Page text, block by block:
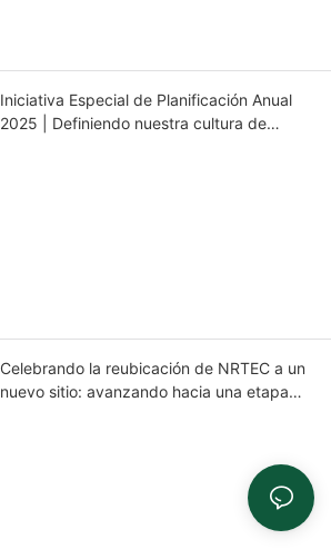
Iniciativa Especial de Planificación Anual
2025 | Definiendo nuestra cultura de
Celebrando la reubicación de NRTEC a un
nuevo sitio: avanzando hacia una etapa